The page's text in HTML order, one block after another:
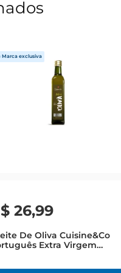
26,99
De Oliva Cuisine&Co
Extra Virgem